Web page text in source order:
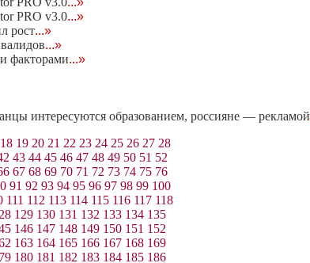
PRO v3.0...»
рост...»
...»
факторами...»
интересуются образованием, россияне — рекламой
18 19 20 21 22 23 24 25 26 27 28
43 44 45 46 47 48 49 50 51 52
67 68 69 70 71 72 73 74 75 76
91 92 93 94 95 96 97 98 99 100
111 112 113 114 115 116 117 118
129 130 131 132 133 134 135
146 147 148 149 150 151 152
163 164 165 166 167 168 169
180 181 182 183 184 185 186